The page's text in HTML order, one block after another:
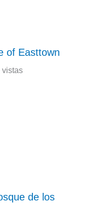
of Easttown
vistas
de los